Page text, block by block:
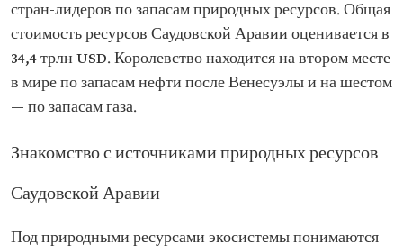
стран-лидеров по запасам природных ресурсов. Общая
стоимость ресурсов Саудовской Аравии оценивается в
34,4 трлн USD. Королевство находится на втором месте
в мире по запасам нефти после Венесуэлы и на шестом
— по запасам газа.
Знакомство с источниками природных ресурсов
Саудовской Аравии
Под природными ресурсами экосистемы понимаются